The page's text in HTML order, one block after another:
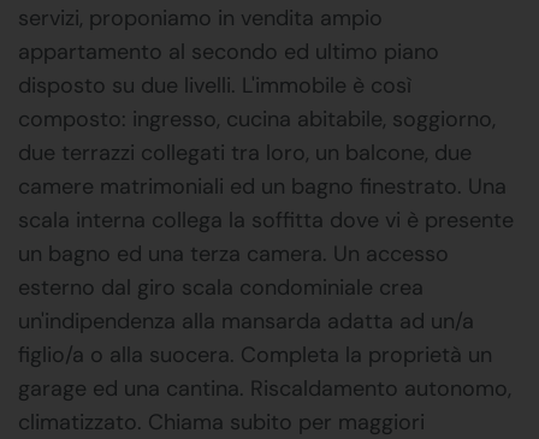
servizi, proponiamo in vendita ampio
appartamento al secondo ed ultimo piano
disposto su due livelli. L'immobile è così
composto: ingresso, cucina abitabile, soggiorno,
due terrazzi collegati tra loro, un balcone, due
camere matrimoniali ed un bagno finestrato. Una
scala interna collega la soffitta dove vi è presente
un bagno ed una terza camera. Un accesso
esterno dal giro scala condominiale crea
un'indipendenza alla mansarda adatta ad un/a
figlio/a o alla suocera. Completa la proprietà un
garage ed una cantina. Riscaldamento autonomo,
climatizzato. Chiama subito per maggiori